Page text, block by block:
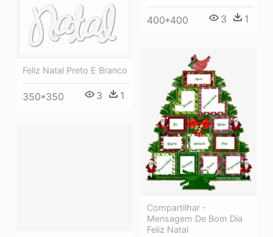
Feliz Natal Preto E Branco
350*350 3 1
400*400 3 1
Compartilhar -
Mensagem De Bom Dia
Feliz Natal